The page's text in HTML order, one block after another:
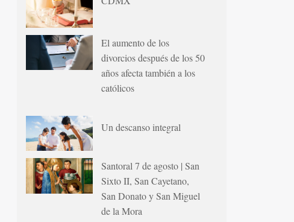
El aumento de los
divorcios después de los 50
años afecta también a los
católicos
Un descanso integral
Santoral 7 de agosto | San
Sixto II, San Cayetano,
San Donato y San Miguel
de la Mora